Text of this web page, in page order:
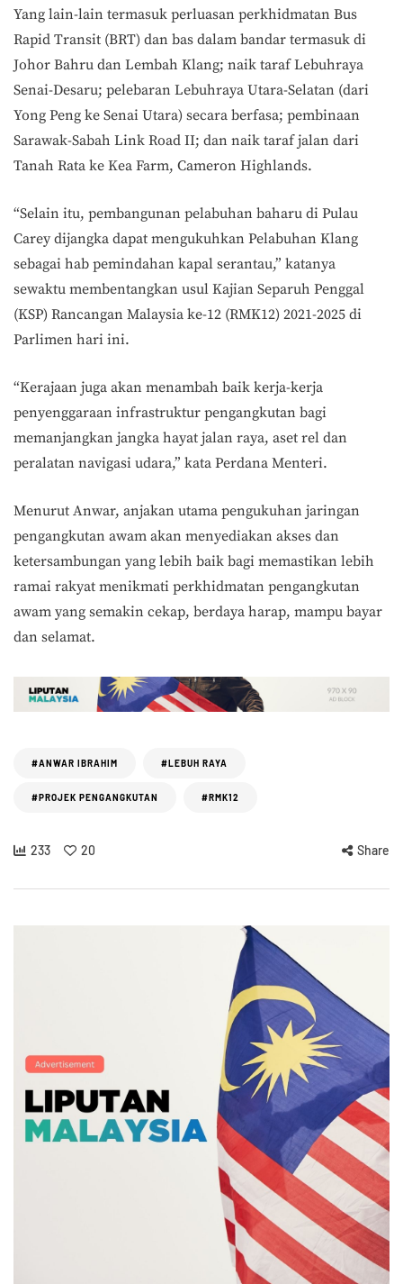
Yang lain-lain termasuk perluasan perkhidmatan Bus
Rapid Transit (BRT) dan bas dalam bandar termasuk di
Johor Bahru dan Lembah Klang; naik taraf Lebuhraya
Senai-Desaru; pelebaran Lebuhraya Utara-Selatan (dari
Yong Peng ke Senai Utara) secara berfasa; pembinaan
Sarawak-Sabah Link Road II; dan naik taraf jalan dari
Tanah Rata ke Kea Farm, Cameron Highlands.
“Selain itu, pembangunan pelabuhan baharu di Pulau
Carey dijangka dapat mengukuhkan Pelabuhan Klang
sebagai hab pemindahan kapal serantau,” katanya
sewaktu membentangkan usul Kajian Separuh Penggal
(KSP) Rancangan Malaysia ke-12 (RMK12) 2021-2025 di
Parlimen hari ini.
“Kerajaan juga akan menambah baik kerja-kerja
penyenggaraan infrastruktur pengangkutan bagi
memanjangkan jangka hayat jalan raya, aset rel dan
peralatan navigasi udara,” kata Perdana Menteri.
Menurut Anwar, anjakan utama pengukuhan jaringan
pengangkutan awam akan menyediakan akses dan
ketersambungan yang lebih baik bagi memastikan lebih
ramai rakyat menikmati perkhidmatan pengangkutan
awam yang semakin cekap, berdaya harap, mampu bayar
dan selamat.
#ANWAR IBRAHIM #LEBUH RAYA
#PROJEK PENGANGKUTAN #RMK12
233 20 Share